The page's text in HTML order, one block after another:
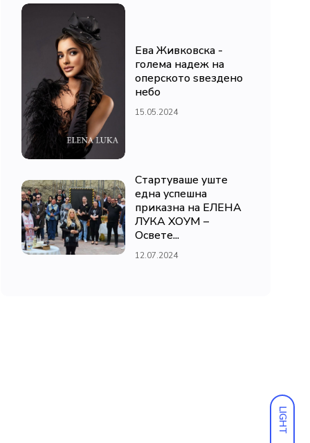
LIGHT
Ева Живковска -
голема надеж на
оперското ѕвездено
небо
15.05.2024
Стартуваше уште
една успешна
приказна на ЕЛЕНА
ЛУКА ХОУМ –
Освете...
12.07.2024